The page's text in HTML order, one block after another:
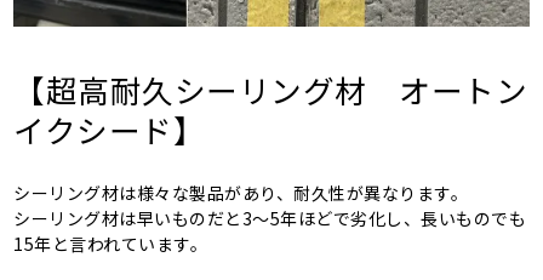
【超高耐久シーリング材 オートン
イクシード】
シーリング材は様々な製品があり、耐久性が異なります。
シーリング材は早いものだと3～5年ほどで劣化し、長いものでも
15年と言われています。